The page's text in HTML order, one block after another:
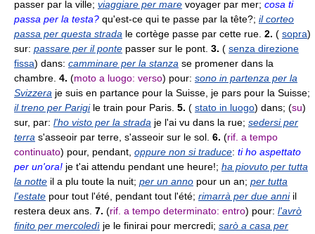
passer par la ville; viaggiare per mare voyager par mer; cosa ti
passa per la testa? qu'est-ce qui te passe par la tête?; il corteo
passa per questa strada le cortège passe par cette rue. 2. ( sopra)
sur: passare per il ponte passer sur le pont. 3. ( senza direzione
fissa) dans: camminare per la stanza se promener dans la
chambre. 4. (moto a luogo: verso) pour: sono in partenza per la
Svizzera je suis en partance pour la Suisse, je pars pour la Suisse;
il treno per Parigile train pour Paris. 5. ( stato in luogo) dans; (su)
sur, par: l'ho visto per la strada je l'ai vu dans la rue; sedersi per
terra s'asseoir par terre, s'asseoir sur le sol. 6. (rif. a tempo
continuato) pour, pendant, oppure non si traduce: ti ho aspettato
per un'ora! je t'ai attendu pendant une heure!; ha piovuto per tutta
la notte il a plu toute la nuit; per un anno pour un an; per tutta
l'estate pour tout l'été, pendant tout l'été; rimarrà per due anniil
restera deux ans. 7. (rif. a tempo determinato: entro) pour: l'avrò
finito per mercoledì je le finirai pour mercredi; sarò a casa per